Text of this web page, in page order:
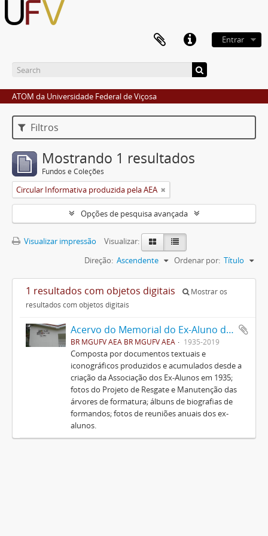
Entrar
ATOM da Universidade Federal de Viçosa
Filtros
Mostrando 1 resultados
Fundos e Coleções
Circular Informativa produzida pela AEA
Opções de pesquisa avançada
Visualizar impressão
Visualizar:
Ordenar por: Título
Direção: Ascendente
1 resultados com objetos digitais
Mostrar os
resultados com objetos digitais
Acervo do Memorial do Ex-Aluno da UFV
BR MGUFV AEA BR MGUFV AEA 1935-2019
Composta por documentos textuais e
iconográficos produzidos e acumulados desde a
criação da Associação dos Ex-Alunos em 1935;
fotos do Projeto de Resgate e Manutenção das
árvores de formatura; álbuns de biografias de
formandos; fotos de reuniões anuais dos ex-
alunos.